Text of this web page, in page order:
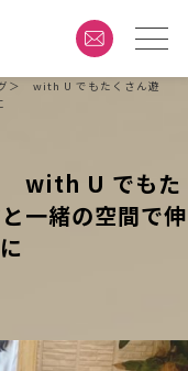
＞ with U でもたくさん遊
with U でもた
一緒の空間で伸